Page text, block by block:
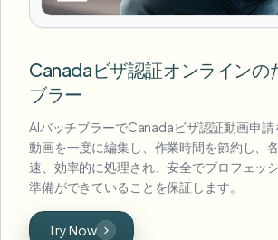
Canadaビザ認証オンラインの
ブラー
AIバッチブラーでCanadaビザ認証動画申
動画を一度に編集し、作業時間を節約し、
速、効率的に処理され、安全でプロフェッ
準備ができていることを保証します。
Try Now